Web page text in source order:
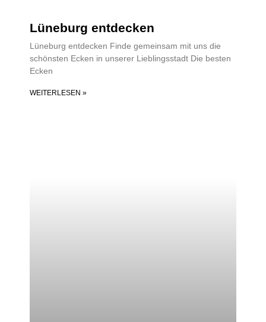
Lüneburg entdecken
Lüneburg entdecken Finde gemeinsam mit uns die
schönsten Ecken in unserer Lieblingsstadt Die besten
Ecken
WEITERLESEN »